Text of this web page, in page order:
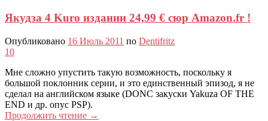
Якудза 4 Kuro издании 24,99 € сюр Amazon.fr !
Опубликовано 16 Июль 2011 по Dentifritz
10
Мне сложно упустить такую ​​возможность, поскольку я
большой поклонник серии, и это единственный эпизод, я не
сделал на английском языке (DONC закуски Yakuza OF THE
END и др. опус PSP).
Продолжить чтение →